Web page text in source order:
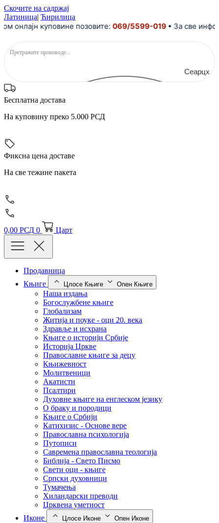
Скочите на садржај
Латиница| Ћирилица
онлајн куповине позовите:069/5599-019• За све
Сеарцх
Бесплатна достава
На куповину преко 5.000 РСД
Фиксна цена доставе
На све тежине пакета
0,00 РСД 0 Царт
Продавница
Књиге
Цлосе Књиге Опен Књиге
Наша издања
Богослужбене књиге
Глобализам
Житија и поуке - оци 20. века
Здравље и исхрана
Књиге о историји Србије
Историја Цркве
Православне књиге за децу
Књижевност
Молитвеници
Акатисти
Псалтири
Духовне књиге на енглеском језику
О браку и породици
Књиге о Србији
Катихизис - Основе вере
Православна психологија
Путописи
Савремена православна теологија
Библија - Свето Писмо
Свети оци - књиге
Српски духовници
Тумачења
Хиландарски преводи
Црквена уметност
Иконе
Цлосе Иконе Опен Иконе